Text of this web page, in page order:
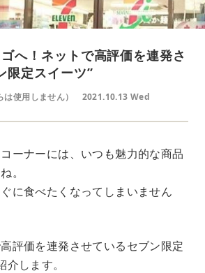
へ！ネットで高評価を連発さ
限定スイーツ”
使用しません） 2021.10.13 Wed
ーナーには、いつも魅力的な商品
。
に食べたくなってしまいません
評価を連発させているセブン限定
します。